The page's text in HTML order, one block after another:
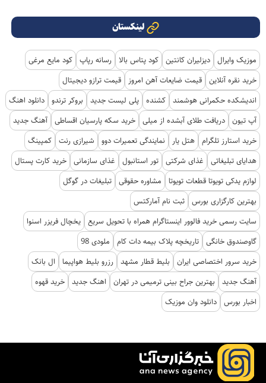
لینکستان
موزیک وایرال دیزلیران کانتین کود پتاس بالا رسانه رپاپ کود مایع مرغی
خرید نقره آنلاین قیمت ضایعات آهن امروز
قیمت ترازو دیجیتال
اندیشکده حکمرانی هوشمند کشنده پلی لیست جدید بروکر ترندو دانلود اهنگ
آپ تیون دریافت طلای آبشده از میلی خرید سکه پارسیان اقساطی آهنگ جدید
خرید استارز تلگرام هتل یار نمایندگی تعمیرات دوو شیرازی رنت کمپینگ
هدایای تبلیغاتی
غذای شرکتی تور استانبول غذای سازمانی خرید کارت پستال
لوازم یدکی تویوتا قطعات تویوتا
مشاوره حقوقی تبلیغات در گوگل
بهترین کارگزاری بورس ثبت نام آمارکتس
سایت رسمی خرید فالوور اینستاگرام همراه با تحویل سریع یخچال فریزر اسنوا
گاوصندوق خانگی تاریخچه پلاک بیمه دات کام
ملودی 98
خرید سرور اختصاصی ایران
بلیط قطار مشهد رزرو بلیط هواپیما
ال بانک
آهنگ جدید
بهترین جراح بینی ترمیمی در تهران اهنگ جدید خرید قهوه
اخبار بورس دانلود وان موزیک